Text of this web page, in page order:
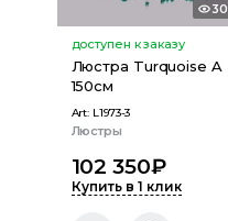
30
доступен к заказу
Люстра Turquoise A
150см
Art: L1973-3
Люстры
102 350₽
Купить в 1 клик